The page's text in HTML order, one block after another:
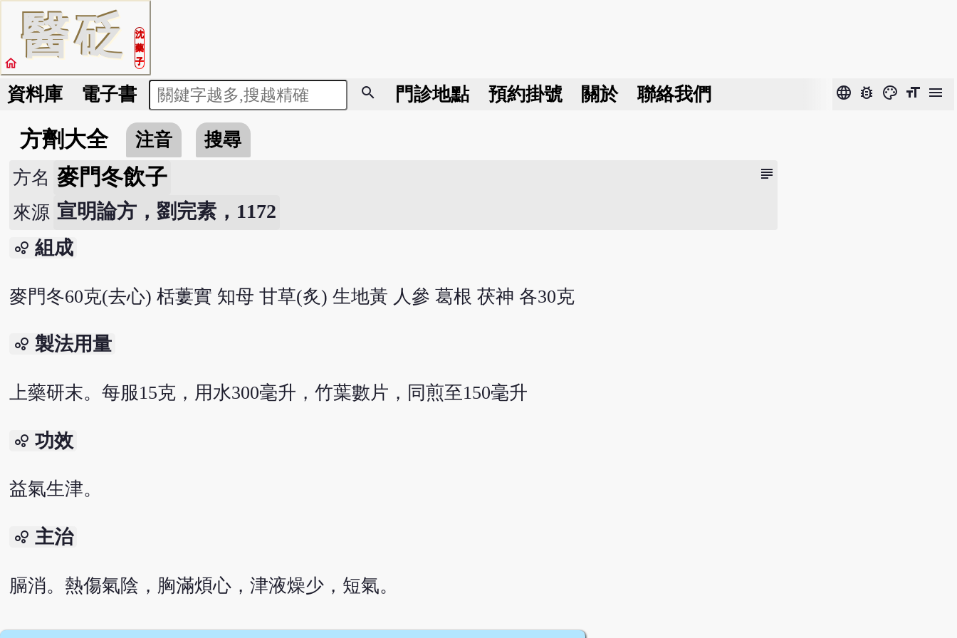
醫砭
沈
藥
子
home
資料庫 電子書 search 門診地點 預約掛號 關於 聯絡我們 language bug_report color_lens format_size menu
方劑大全 注音 搜尋
subject
方名 麥門冬飲子
來源 宣明論方，劉完素，1172
bubble_chart 組成
麥門冬60克(去心) 栝蔞實 知母 甘草(炙) 生地黃 人參 葛根 茯神 各30克
bubble_chart 製法用量
上藥研末。每服15克，用水300毫升，竹葉數片，同煎至150毫升
bubble_chart 功效
益氣生津。
bubble_chart 主治
膈消。熱傷氣陰，胸滿煩心，津液燥少，短氣。